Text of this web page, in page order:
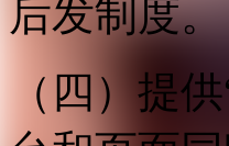
后发制度。
（四）提